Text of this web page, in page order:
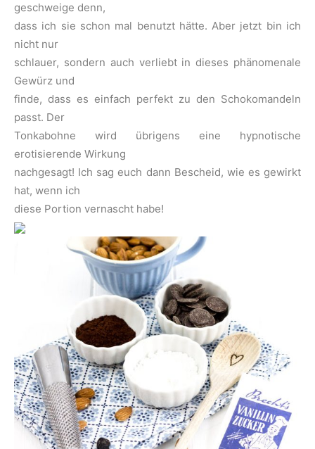
geschweige denn,
dass ich sie schon mal benutzt hätte. Aber jetzt bin ich
nicht nur
schlauer, sondern auch verliebt in dieses phänomenale
Gewürz und
finde, dass es einfach perfekt zu den Schokomandeln
passt. Der
Tonkabohne wird übrigens eine hypnotische
erotisierende Wirkung
nachgesagt! Ich sag euch dann Bescheid, wie es gewirkt
hat, wenn ich
diese Portion vernascht habe!